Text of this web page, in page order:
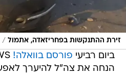
זירת ההתנקשות בפחריזאדה, אתמול /
ביום רביעי פורסם בוואלה!
הנחה את צה"ל להיערך